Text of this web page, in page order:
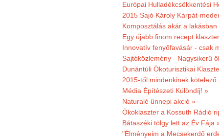
Európai Hulladékcsökkentési
2015 Sajó Károly Kárpát-
Komposztálás akár a lakásban
Egy újabb finom recept
Innovatív fenyőfavásár - csak
Sajtóközlemény - Nagysikerű
Dunántúli Ökoturisztikai
2015-től mindenkinek
Média Építészeti Különdíj! »
Naturalé ünnepi akció »
Ökoklaszter a Kossuth Rádió
Bátaszéki tölgy lett az Év Fája
"Élményeim a Mecsekerdő